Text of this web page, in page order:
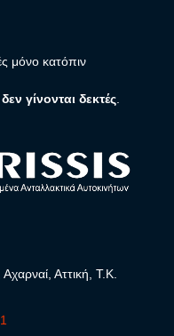
μόνο κατόπιν
δεν γίνονται δεκτές
Αττική, Τ.Κ.